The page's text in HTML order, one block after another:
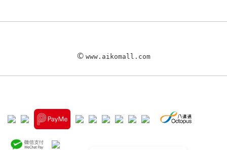
© www.aikomall.com